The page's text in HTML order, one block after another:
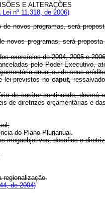
E ALTERAÇÕES
nº 11.318, de 2006)
novos programas, será
programas, será
exercícios de 2004, 2005 e
pelo Poder Executivo,
anual ou de seus
lei previstos nocaput,
de caráter continuado,
de diretrizes orçamentárias e
do Plano Plurianual.
megaobjetivos, desafios e
regionalização.
de 2004)